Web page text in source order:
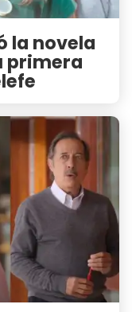
la novela
primera